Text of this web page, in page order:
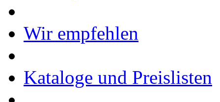
Wir empfehlen
Kataloge und Preislisten